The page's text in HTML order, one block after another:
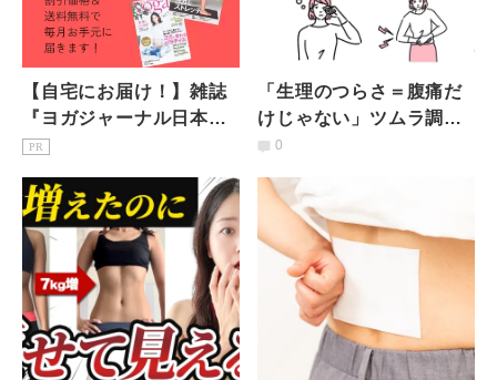
【自宅にお届け！】雑誌
『ヨガジャーナル日本
版』予約購読のご案内
PR
「生理のつらさ＝腹痛だ
けじゃない」ツムラ調査
に見る“理解されにくい症
0